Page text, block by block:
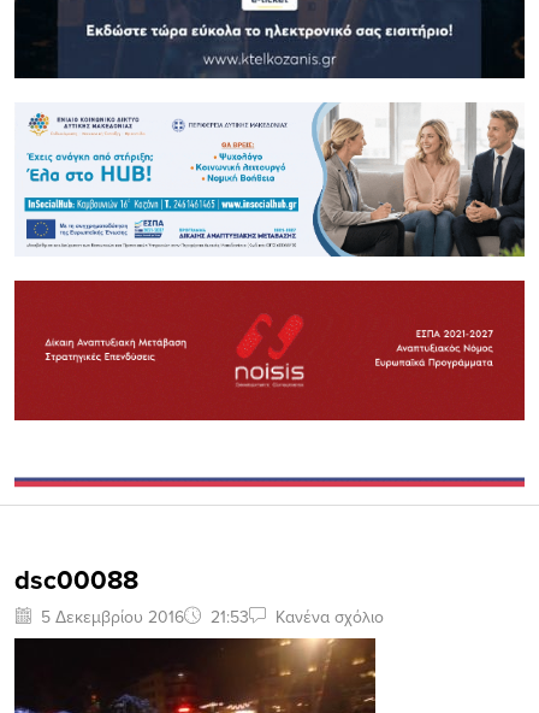
dsc00088
5 Δεκεμβρίου 2016 21:53 Κανένα σχόλιο